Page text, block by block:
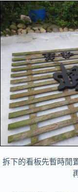
拆下的看板先暫時閒